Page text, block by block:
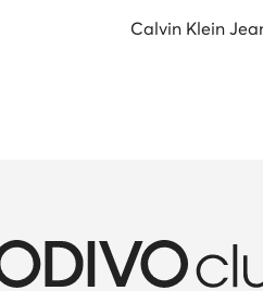
Calvin Klein